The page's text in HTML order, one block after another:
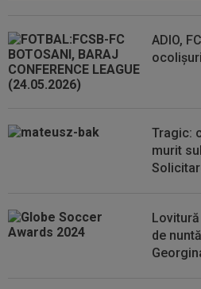
00:01
Rușii îl provoacă pe David
Europenelor: ”Va pierde aurul!”...
anunțul ÎN DIRECT: ”Îi dau eu lui
ADIO,
Tragic:
murit
de